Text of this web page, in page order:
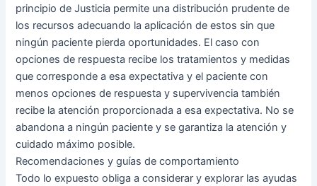
principio de Justicia permite una distribución prudente de
los recursos adecuando la aplicación de estos sin que
ningún paciente pierda oportunidades. El caso con
opciones de respuesta recibe los tratamientos y medidas
que corresponde a esa expectativa y el paciente con
menos opciones de respuesta y supervivencia también
recibe la atención proporcionada a esa expectativa. No se
abandona a ningún paciente y se garantiza la atención y
cuidado máximo posible.
Recomendaciones y guías de comportamiento
Todo lo expuesto obliga a considerar y explorar las ayudas